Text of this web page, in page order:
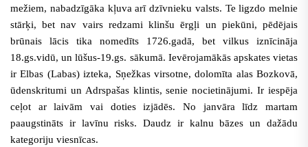
mežiem, nabadzīgāka kļuva arī dzīvnieku valsts. Te ligzdo melnie
stārķi, bet nav vairs redzami klinšu ērgļi un piekūni, pēdējais
brūnais lācis tika nomedīts 1726.gadā, bet vilkus iznīcināja
18.gs.vidū, un lūšus-19.gs. sākumā. Ievērojamākās apskates vietas
ir Elbas (Labas) izteka, Sņežkas virsotne, dolomīta alas Bozkovā,
ūdenskritumi un Adrspašas klintis, senie nocietinājumi. Ir iespēja
ceļot ar laivām vai doties izjādēs. No janvāra līdz martam
paaugstināts ir lavīnu risks. Daudz ir kalnu bāzes un dažādu
kategoriju viesnīcas.